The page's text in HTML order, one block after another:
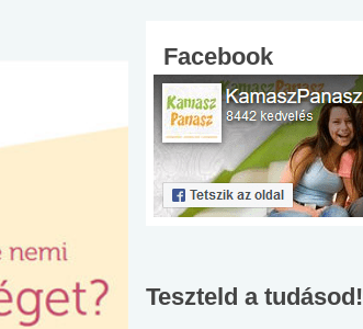
Facebook
Teszteld a tudásod!